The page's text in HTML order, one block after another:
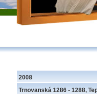
2008
Trnovanská 1286 - 1288,